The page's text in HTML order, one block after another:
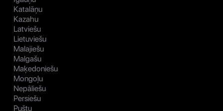
Katalāņu
Kazahu
Latviešu
Lietuviešu
Malajiešu
Malgašu
Maķedoniešu
Mongoļu
Nepāliešu
Persiešu
Puštu